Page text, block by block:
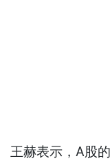
王赫表示，A股